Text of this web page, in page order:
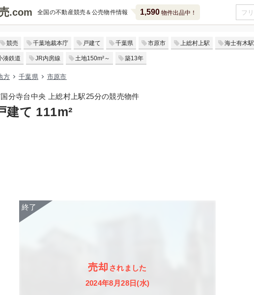
全国の不動産競売＆公売物件情報 1,590物件出品中！
競売 千葉地裁本庁 戸建て 千葉県 市原市 上総村上駅 海士有木駅
湊鉄道 JR内房線 土地150m²～ 築13年
方 千葉県 市原市
分寺台中央 上総村上駅25分の競売物件
建て 111m²
売却 されました
2024年8月28日(水)